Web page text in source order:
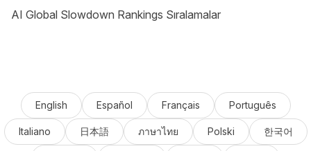
AI Global Slowdown Rankings Sıralamalar
English Español Français Português
Italiano 日本語 ภาษาไทย Polski 한국어